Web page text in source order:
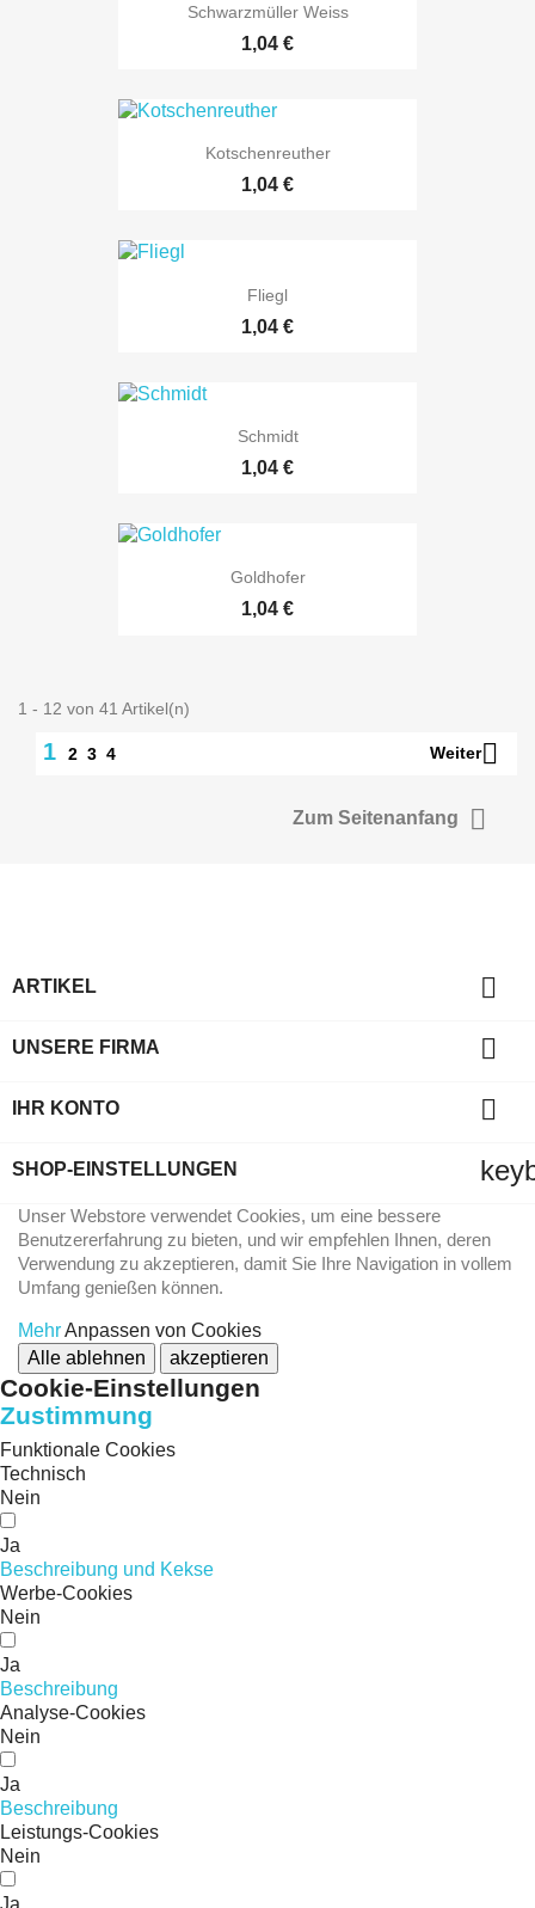
Schwarzmüller Weiss
Preis
1,04 €
Kotschenreuther
Preis
1,04 €
Fliegl
Preis
1,04 €
Schmidt
Preis
1,04 €
Goldhofer
Preis
1,04 €
1 - 12 von 41 Artikel(n)
1 2 3 4 Weiter
Zum Seitenanfang 
ARTIKEL 
UNSERE FIRMA 
IHR KONTO 
SHOP-EINSTELLUNGEN
Unser Webstore verwendet Cookies, um eine bessere
Benutzererfahrung zu bieten, und wir empfehlen Ihnen, deren
Verwendung zu akzeptieren, damit Sie Ihre Navigation in vollem
Umfang genießen können.
MehrAnpassen von Cookies
Alle ablehnen
akzeptieren
Cookie-Einstellungen
Zustimmung
Funktionale Cookies
Technisch
Nein
Ja
Beschreibung und Kekse
Werbe-Cookies
Nein
Ja
Beschreibung
Analyse-Cookies
Nein
Ja
Beschreibung
Leistungs-Cookies
Nein
Ja